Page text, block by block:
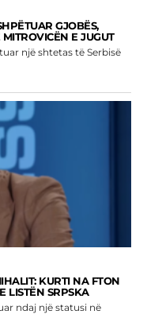
GJOBËS,
E JUGUT
një shtetas të Serbisë
KURTI NA FTON
LISTËN SRPSKA
ndaj një statusi në